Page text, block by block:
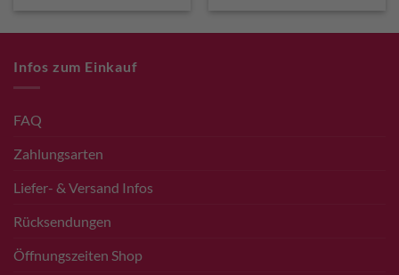
Infos zum Einkauf
FAQ
Zahlungsarten
Liefer- & Versand Infos
Rücksendungen
Öffnungszeiten Shop